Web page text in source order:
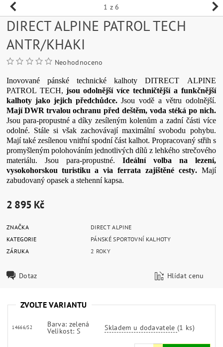
1 z 6
DIRECT ALPINE PATROL TECH
ANTR/KHAKI
Neohodnoceno
Inovované pánské technické kalhoty DITRECT
ALPINE
PATROL TECH, jsou odolnější více techničtější a funkčnější
kalhoty jako jejich předchůdce. Jsou vodě a větru odolnější.
Mají DWR trvalou ochranu před deštěm, voda stéká po nich.
Jsou para-propustné a díky zesíleným kolenům a zadní části více
odolné. Stále si však zachovávají maximální svobodu pohybu.
Mají také zesílenou vnitřní spodní část kalhot. Propracovaný střih s
promyšleným polohováním jednotlivých dílů z lehkého strečového
materiálu. Jsou para-propustné. Ideální volba na
lezení,
vysokohorskou turistiku a via ferrata zajištěné cesty. Mají
zabudovaný opasek a stehenní kapsa.
2 895 Kč
ZNAČKA
DIRECT ALPINE
KATEGORIE
PÁNSKÉ SPORTOVNÍ KALHOTY
ZÁRUKA
2 ROKY
Dotaz Hlídat cenu
ZVOLTE VARIANTU
14666/S2 Barva: zelená
Velikost: S Skladem u dodavatele(1 ks)